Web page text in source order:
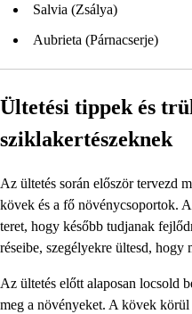
Salvia (Zsálya)
Aubrieta (Párnacserje)
Ültetési tippek és
sziklakertészeknek
Az ültetés során először tervezd
kövek és a fő növénycsoportok.
teret, hogy később tudjanak
réseibe, szegélyekre ültesd, hogy
Az ültetés előtt alaposan locsold
meg a növényeket. A kövek